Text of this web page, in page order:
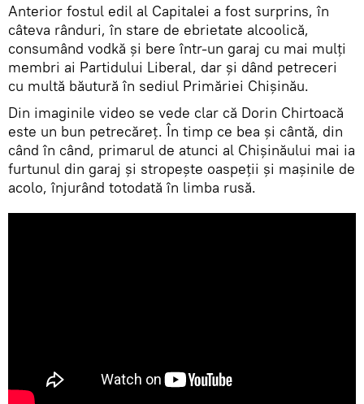
Anterior fostul edil al Capitalei a fost surprins, în
câteva rânduri, în stare de ebrietate alcoolică,
consumând vodkă şi bere într-un garaj cu mai mulţi
membri ai Partidului Liberal, dar și dând petreceri
cu multă băutură în sediul Primăriei Chișinău.
Din imaginile video se vede clar că Dorin Chirtoacă
este un bun petrecăreţ. În timp ce bea şi cântă, din
când în când, primarul de atunci al Chişinăului mai ia
furtunul din garaj şi stropeşte oaspeţii şi maşinile de
acolo, înjurând totodată în limba rusă.